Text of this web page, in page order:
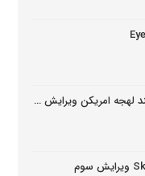
دانلود منابع کتابهای سوپرمایند لهجه امریکن ویرایش دومSuper Minds American Second Edition